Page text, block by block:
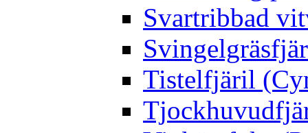
Svartribbad
Tistelfjäril